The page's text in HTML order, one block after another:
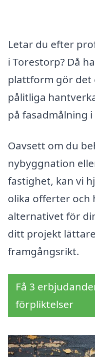
Letar du efter
i Torestorp? Då
plattform gör det
pålitliga
på fasadmålning
Oavsett om du
nybyggnation
fastighet, kan vi
olika offerter och
alternativet för
ditt projekt
framgångsrikt.
Få 3
förpliktelser